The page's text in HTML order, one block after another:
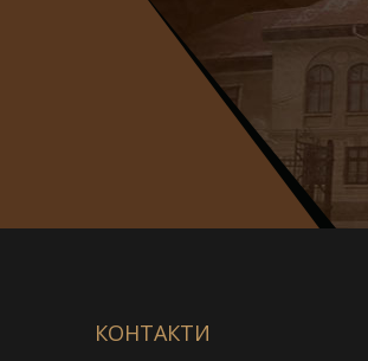
КОНТАКТИ